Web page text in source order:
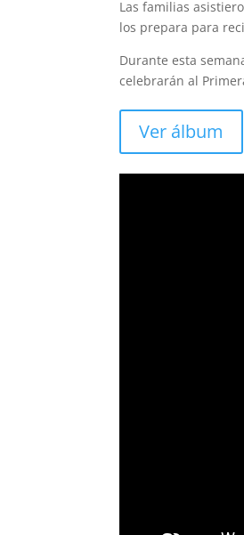
Las familias
los prepara para
Durante esta
celebrarán al
Ver álbum